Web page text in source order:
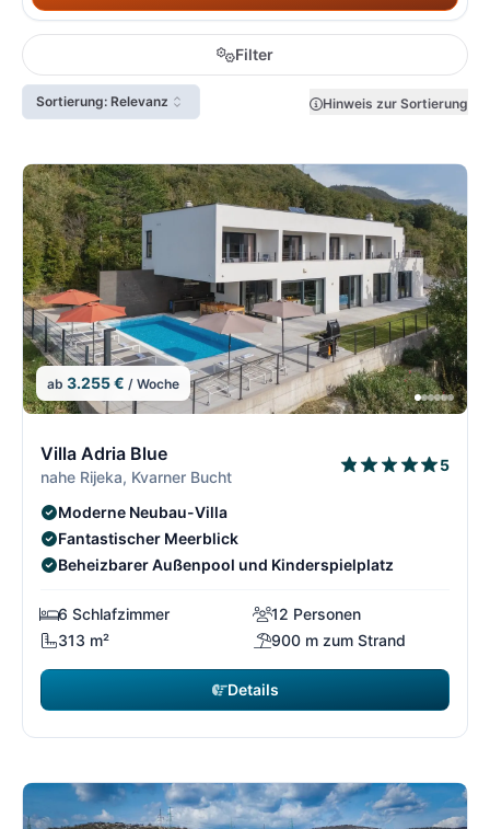
Filter
Sortierung: Relevanz Hinweis zur Sortierung
ab 3.255 € / Woche
Villa Adria Blue
nahe Rijeka, Kvarner Bucht
5
Moderne Neubau-Villa
Fantastischer Meerblick
Beheizbarer Außenpool und Kinderspielplatz
6 Schlafzimmer
12 Personen
313 m²
900 m zum Strand
Details